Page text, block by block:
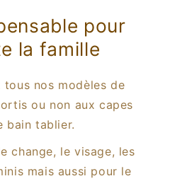
pour
la famille
tous nos modèles de
ou non aux capes
bain tablier.
change, le visage, les
mais aussi pour le